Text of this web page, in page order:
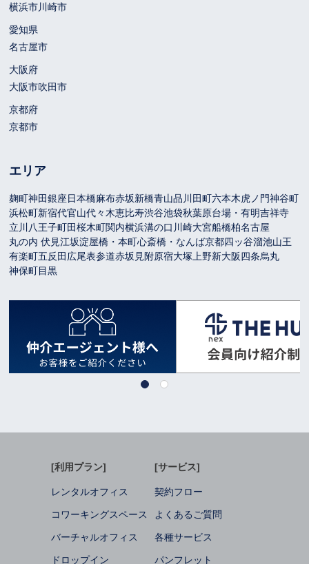
横浜市川崎市
愛知県
名古屋市
大阪府
大阪市吹田市
京都府
京都市
エリア
麹町神田銀座日本橋麻布赤坂新橋青山品川田町六本木虎ノ門神谷町
浜松町新宿代官山代々木恵比寿渋谷池袋秋葉原台場・有明吉祥寺
立川 八王子町田桜木町関内横浜溝の口 川崎大宮船橋柏名古屋
丸の内 伏見江坂淀屋橋・本町心斎橋・なんば京都四ッ谷溜池山王
有楽町五反田広尾表参道赤坂見附原宿大塚 上野新大阪四条烏丸
神保町目黒
[利用プラン]
レンタルオフィス
コワーキングスペース
バーチャルオフィス
ドロップイン
[サービス]
契約フロー
よくあるご質問
各種サービス
パンフレット